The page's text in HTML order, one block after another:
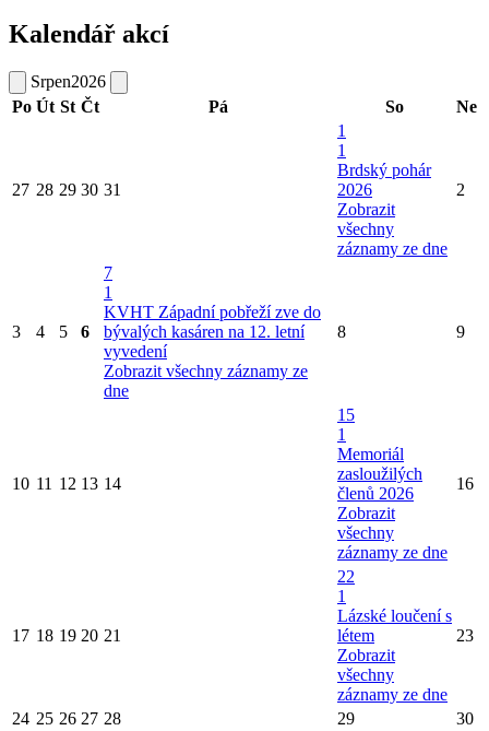
Kalendář akcí
Srpen2026
Po Út St Čt Pá So Ne
27 28 29 30 31
1
1
Brdský pohár
2026
Zobrazit
všechny
záznamy ze dne
2
3 4 5 6
7
1
KVHT Západní pobřeží zve do
bývalých kasáren na 12. letní
vyvedení
Zobrazit všechny záznamy ze
dne
8 9
10 11 12 13 14
15
1
Memoriál
zasloužilých
členů 2026
Zobrazit
všechny
záznamy ze dne
16
17 18 19 20 21
22
1
Lázské loučení s
létem
Zobrazit
všechny
záznamy ze dne
23
24 25 26 27 28 29
30